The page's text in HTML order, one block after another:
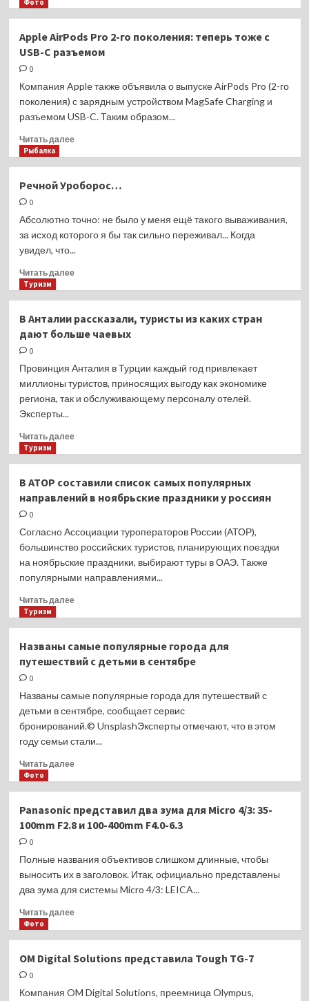
Крыму
направили
млн
рублей
на
расчистку
Фото
Apple AirPods Pro 2-го поколения: теперь тоже с
USB-C разъемом
0
Компания Apple также объявила о выпуске AirPods Pro (2-го
поколения) с зарядным устройством MagSafe Charging и
разъемом USB-C. Таким образом...
Читать далееПрочитать
AirPods
2-
поколения:
теперь
разъемом
Рыбалка
Речной Уроборос…
0
Абсолютно точно: не было у меня ещё такого вываживания,
за исход которого я бы так сильно переживал... Когда
увидел, что...
Читать далееПрочитать
Уроборос…
Туризм
В Анталии рассказали, туристы из каких стран
дают больше чаевых
0
Провинция Анталия в Турции каждый год привлекает
миллионы туристов, приносящих выгоду как экономике
региона, так и обслуживающему персоналу отелей.
Эксперты...
Читать далееПрочитать
рассказали,
туристы
дают
больше
чаевых
Туризм
В АТОР составили список самых популярных
направлений в ноябрьские праздники у россиян
0
Согласно Ассоциации туроператоров России (АТОР),
большинство российских туристов, планирующих поездки
на ноябрьские праздники, выбирают туры в ОАЭ. Также
популярными направлениями...
Читать далееПрочитать
составили
список
направлений
в ноябрьские
праздники
у россиян
Туризм
Названы самые популярные города для
путешествий с детьми в сентябре
0
Названы самые популярные города для путешествий с
детьми в сентябре, сообщает сервис
бронирований.© UnsplashЭксперты отмечают, что в этом
году семьи стали...
Читать далееПрочитать
самые
популярные
с детьми
в сентябре
Фото
Panasonic представил два зума для Micro 4/3: 35-
100mm F2.8 и 100-400mm F4.0-6.3
0
Полные названия объективов слишком длинные, чтобы
выносить их в заголовок. Итак, официально представлены
два зума для системы Micro 4/3: LEICA...
Читать далееПрочитать
представил
зума
Фото
OM Digital Solutions представила Tough TG-7
0
Компания OM Digital Solutions, преемница Olympus,